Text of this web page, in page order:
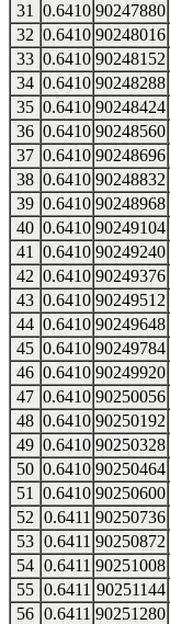
31
0.6410 90247880
32 0.6410 90248016
33 0.6410 90248152
34 0.6410 90248288
35 0.6410 90248424
36 0.6410 90248560
37 0.6410 90248696
38 0.6410 90248832
39 0.6410 90248968
40 0.6410 90249104
41
0.6410 90249240
42 0.6410 90249376
43 0.6410 90249512
44 0.6410 90249648
45 0.6410 90249784
46 0.6410 90249920
47 0.6410 90250056
48 0.6410 90250192
49 0.6410 90250328
50 0.6410 90250464
51
0.6410 90250600
52 0.6411 90250736
53 0.6411 90250872
54 0.6411 90251008
55 0.6411 90251144
56 0.6411 90251280